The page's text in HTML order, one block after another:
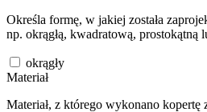
Określa formę, w jakiej została
np. okrągłą, kwadratową, prostokątną
okrągły
Materiał
Materiał, z którego wykonano kopertę